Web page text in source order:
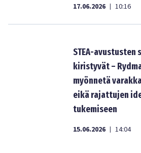
17.06.2026 | 10:16
STEA-avustusten
kiristyvät –
myönnetä
eikä rajattujen
tukemiseen
15.06.2026 | 14:04